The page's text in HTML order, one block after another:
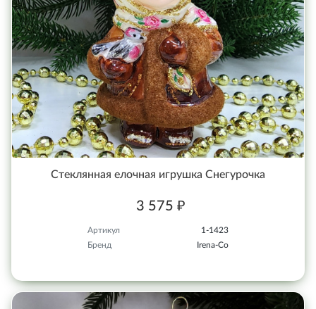
Стеклянная елочная игрушка Снегурочка
3 575 ₽
Артикул
1-1423
Бренд
Irena-Co